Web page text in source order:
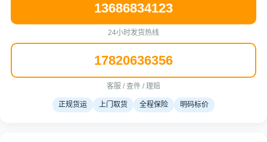
13686834123
24小时发货热线
17820636356
客服 / 查件 / 理赔
正规货运 上门取货 全程保险 明码标价